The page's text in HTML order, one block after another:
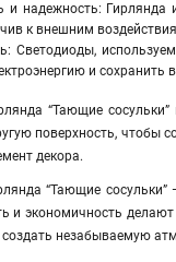
и надежность: Гирлянда
к внешним
Светодиоды,
и сохранить
“Тающие
поверхность, чтобы
декора.
“Тающие
и экономичность
незабываемую